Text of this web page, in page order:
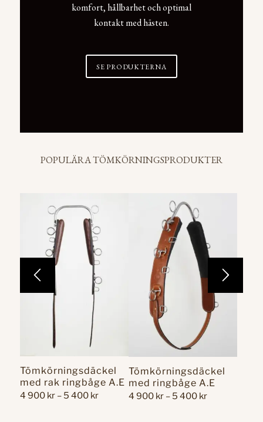
komfort, hållbarhet och optimal
kontakt med hästen.
SE PRODUKTERNA
POPULÄRA TÖMKÖRNINGSPRODUKTER
Tömkörningsdäckel
med rak ringbåge A.E
4 900 kr – 5 400 krPrisintervall:
Tömkörningsdäckel
med ringbåge A.E
4 900 kr – 5 400 krPrisintervall: